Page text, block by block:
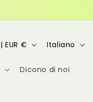
Dicono di noi
Italia | EUR €
L
n
Italiano